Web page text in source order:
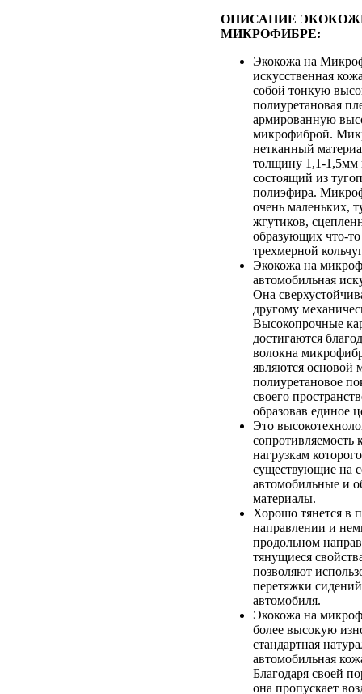
ОПИСАНИЕ
МИКРОФИБРЕ:
Экокожа на
искусственная
собой тонкую
полиуретановая
армированную
микрофиброй.
нетканный
толщину 1,1-1,5мм
состоящий из
полиэфира.
очень маленьких,
жгутиков,
образующих что-
трехмерной
Экокожа на
автомобильная
Она
другому
Высокопрочные
достигаются
волокна
являются основой
полиуретановое
своего
образовав единое
Это
сопротивляемость
нагрузкам
существующие на
автомобильные и
материалы.
Хорошо тянется в
направлении и
продольном
тянущиеся
позволяют
перетяжки
автомобиля.
Экокожа на
более высокую
стандартная
автомобильная
Благодаря своей
она пропускает